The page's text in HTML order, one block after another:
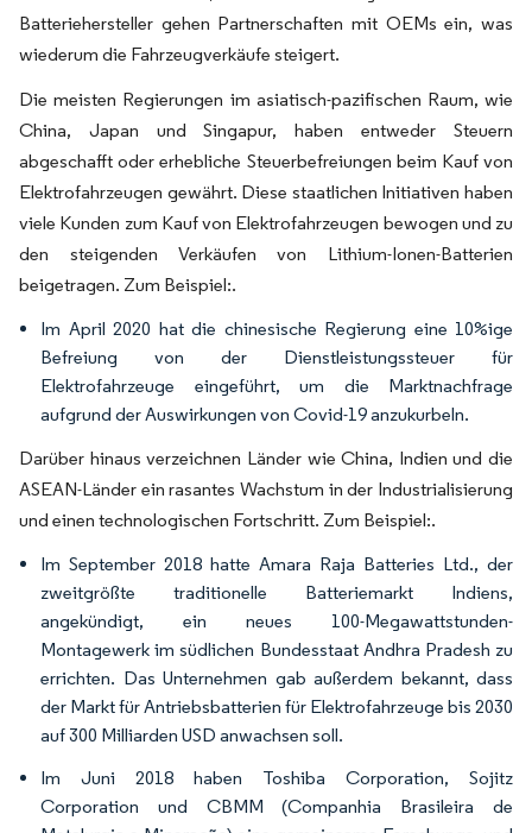
Batteriehersteller gehen Partnerschaften mit OEMs ein, was
wiederum die Fahrzeugverkäufe steigert.
Die meisten Regierungen im asiatisch-pazifischen Raum, wie
China, Japan und Singapur, haben entweder Steuern
abgeschafft oder erhebliche Steuerbefreiungen beim Kauf von
Elektrofahrzeugen gewährt. Diese staatlichen Initiativen haben
viele Kunden zum Kauf von Elektrofahrzeugen bewogen und zu
den steigenden Verkäufen von Lithium-Ionen-Batterien
beigetragen. Zum Beispiel:.
Im April 2020 hat die chinesische Regierung eine 10%ige
Befreiung von der Dienstleistungssteuer für
Elektrofahrzeuge eingeführt, um die Marktnachfrage
aufgrund der Auswirkungen von Covid-19 anzukurbeln.
Darüber hinaus verzeichnen Länder wie China, Indien und die
ASEAN-Länder ein rasantes Wachstum in der Industrialisierung
und einen technologischen Fortschritt. Zum Beispiel:.
Im September 2018 hatte Amara Raja Batteries Ltd., der
zweitgrößte traditionelle Batteriemarkt Indiens,
angekündigt, ein neues 100-Megawattstunden-
Montagewerk im südlichen Bundesstaat Andhra Pradesh zu
errichten. Das Unternehmen gab außerdem bekannt, dass
der Markt für Antriebsbatterien für Elektrofahrzeuge bis 2030
auf 300 Milliarden USD anwachsen soll.
Im Juni 2018 haben Toshiba Corporation, Sojitz
Corporation und CBMM (Companhia Brasileira de